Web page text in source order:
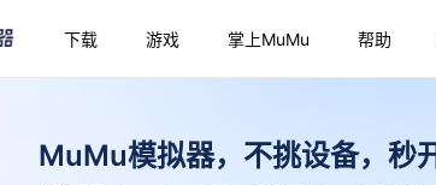
下载 游戏 掌上MuMu 帮助
MuMu模拟器，不挑设备，秒